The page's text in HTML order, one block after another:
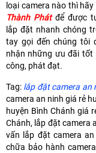
loại camera nào thì hãy
Thành Phátđể được
lắp đặt nhanh chóng
tay gọi đến chúng tôi
nhận những ưu đãi tốt
công, phát đạt.
Tag: lắp đặt camera an
camera an ninh giá rẻ
huyện Bình Chánh giá
Chánh, lắp đặt camera
vấn lắp đặt camera
chữa bảo hành